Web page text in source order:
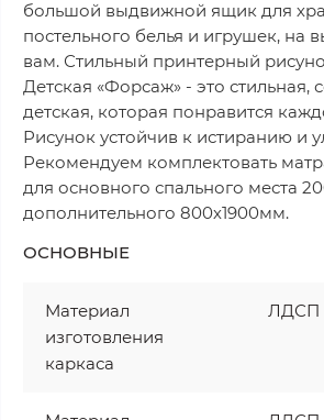
большой выдвижной ящик для
постельного белья и игрушек, на
вам. Стильный принтерный
Детская «Форсаж» - это стильная,
детская, которая понравится
Рисунок устойчив к истиранию и
Рекомендуем комплектовать
для основного спального места
дополнительного 800х1900мм.
ОСНОВНЫЕ
Материал
изготовления
каркаса
ЛДСП